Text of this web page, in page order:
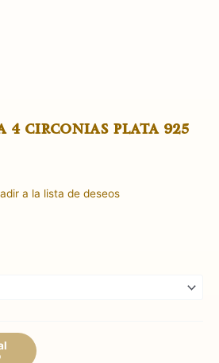
circonias plata 925
a la lista de deseos